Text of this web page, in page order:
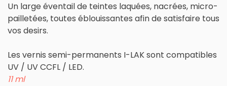
Un large éventail de teintes laquées, nacrées, micro-
pailletées, toutes éblouissantes afin de satisfaire tous
vos desirs.
Les vernis semi-permanents I-LAK sont compatibles
UV / UV CCFL / LED.
11 ml